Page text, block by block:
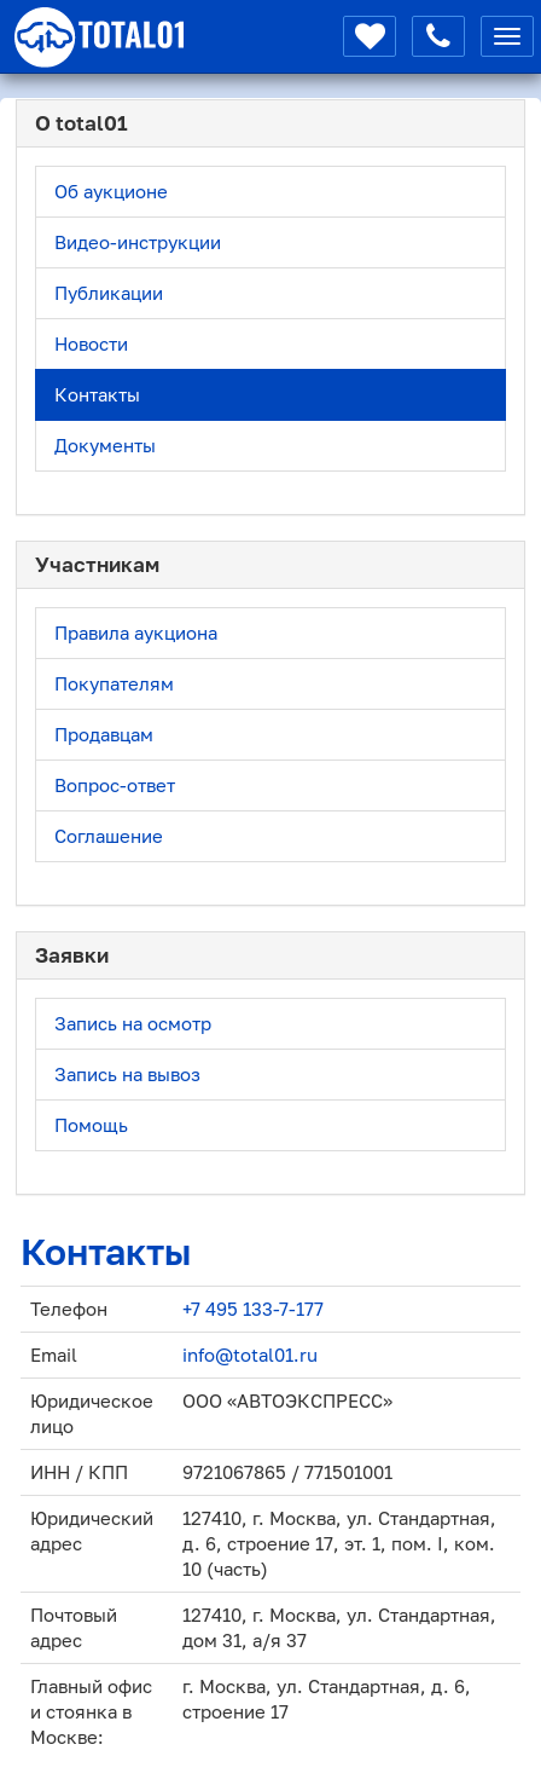
О total01
Об аукционе
Видео-инструкции
Публикации
Новости
Контакты
Документы
Участникам
Правила аукциона
Покупателям
Продавцам
Вопрос-ответ
Соглашение
Заявки
Запись на осмотр
Запись на вывоз
Помощь
Контакты
Телефон +7 495 133-7-177
Email info@total01.ru
Юридическое
лицо
ООО «АВТОЭКСПРЕСС»
ИНН / КПП 9721067865 / 771501001
Юридический
адрес
127410, г. Москва, ул. Стандартная,
д. 6, строение 17, эт. 1, пом. I, ком.
10 (часть)
Почтовый
адрес
127410, г. Москва, ул. Стандартная,
дом 31, а/я 37
Главный офис
и стоянка в
Москве:
г. Москва, ул. Стандартная, д. 6,
строение 17